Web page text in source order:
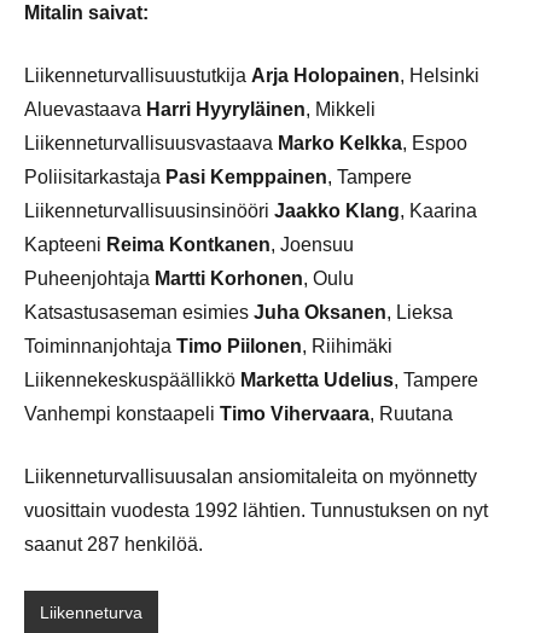
Mitalin saivat:
Liikenneturvallisuustutkija Arja Holopainen, Helsinki
Aluevastaava Harri Hyyryläinen, Mikkeli
Liikenneturvallisuusvastaava Marko Kelkka, Espoo
Poliisitarkastaja Pasi Kemppainen, Tampere
Liikenneturvallisuusinsinööri Jaakko Klang, Kaarina
Kapteeni Reima Kontkanen, Joensuu
Puheenjohtaja Martti Korhonen, Oulu
Katsastusaseman esimies Juha Oksanen, Lieksa
Toiminnanjohtaja Timo Piilonen, Riihimäki
Liikennekeskuspäällikkö Marketta Udelius, Tampere
Vanhempi konstaapeli Timo Vihervaara, Ruutana
Liikenneturvallisuusalan ansiomitaleita on myönnetty
vuosittain vuodesta 1992 lähtien. Tunnustuksen on nyt
saanut 287 henkilöä.
Liikenneturva